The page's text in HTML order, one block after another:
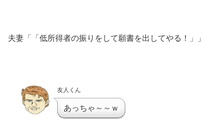
夫妻「「低所得者の振りをして願書を出してやる！」」
友人くん
あっちゃ～～ｗ